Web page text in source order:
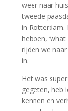
weer naar
tweede
in Rotterdam.
hebben,
rijden we
in.
Het was
gegeten, heb
kennen en